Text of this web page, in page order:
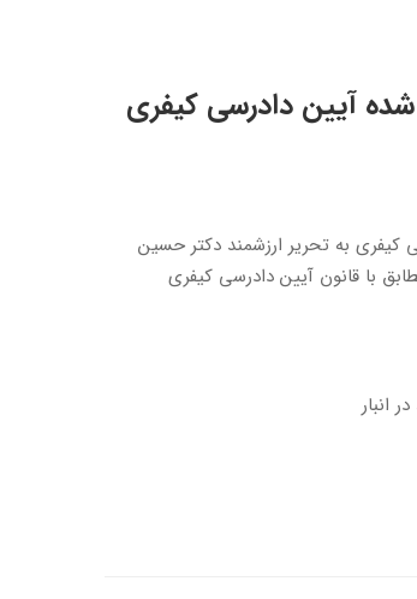
آیین دادرسی کیفری
به تحریر ارزشمند دکتر حسین
با قانون آیین دادرسی کیفری